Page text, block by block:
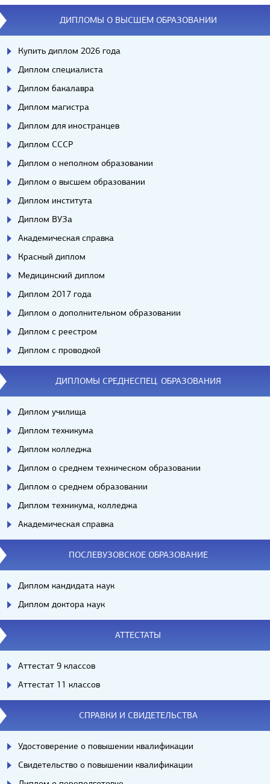
Вопросы/ответы
ДИПЛОМЫ О ВЫСШЕМ ОБРАЗОВАНИИ
Купить диплом 2026 года
Диплом специалиста
Диплом бакалавра
Диплом магистра
Диплом для иностранцев
Диплом СССР
Диплом о неполном образовании
Диплом о высшем образовании
Диплом института
Диплом ВУЗа
Академическая справка
Красный диплом
Медицинский диплом
Диплом 2017 года
Диплом о дополнительном образовании
Диплом с реестром
Диплом с проводкой
ДИПЛОМЫ СРЕДНЕСПЕЦ. ОБРАЗОВАНИЯ
Диплом училища
Диплом техникума
Диплом колледжа
Диплом о среднем техническом образовании
Диплом о среднем образовании
Диплом техникума, колледжа
Академическая справка
ПОСЛЕВУЗОВСКОЕ ОБРАЗОВАНИЕ
Диплом кандидата наук
Диплом доктора наук
АТТЕСТАТЫ
Аттестат 9 классов
Аттестат 11 классов
СПРАВКИ И СВИДЕТЕЛЬСТВА
Удостоверение о повышении квалификации
Свидетельство о повышении квалификации